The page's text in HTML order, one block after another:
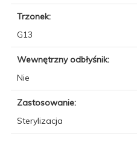
Trzonek:
G13
Wewnętrzny odbłyśnik:
Nie
Zastosowanie:
Sterylizacja